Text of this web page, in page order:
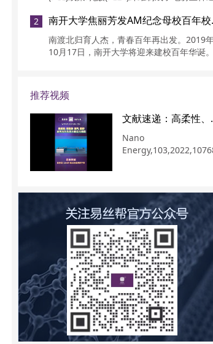
损，并在选定的组中添加了一个来自自体间
血管分数(SVF)的细胞移植。
2 南开
南渡北归育人杰，青春百年再出发。2019
10月17日，南开大学将迎来建校百年华诞。
途中遇到一个南开人。
推荐视频
文献速递：
Nano